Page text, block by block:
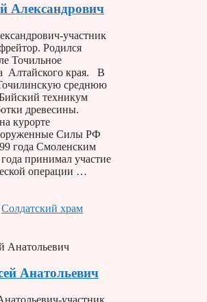
Александрович
участник
Родился
Точильное
Алтайского края. В
среднюю
техникум
древесины.
курорте
Силы РФ
года Смоленским
принимал участие
операции …
Солдатский храм
Анатольевич
участник